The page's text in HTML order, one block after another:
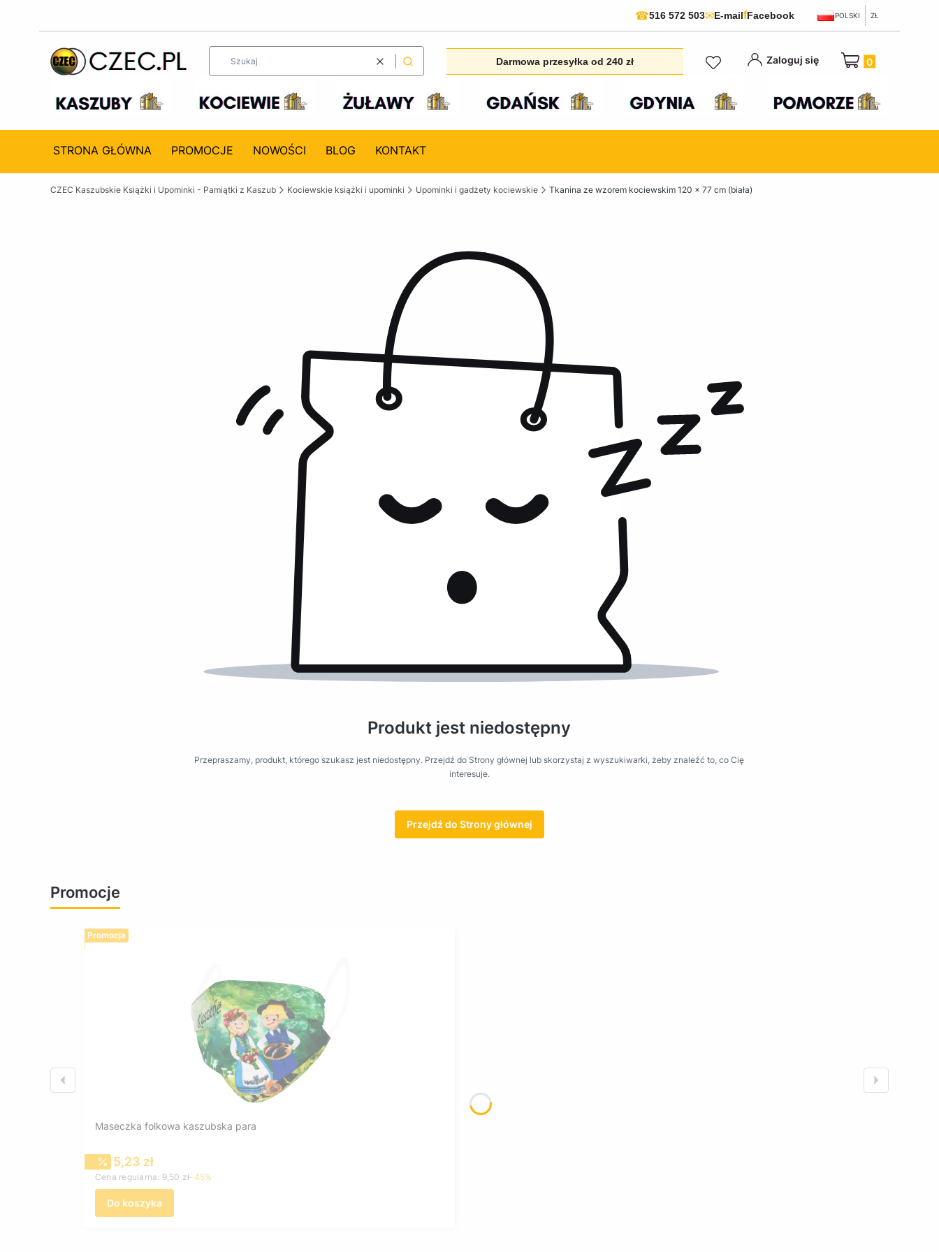
☎516 572 503✉E-mailfFacebook POLSKI ZŁ
WyczyśćSzukaj Darmowa przesyłka od 240 zł Zaloguj się Produkty w
STRONA GŁÓWNA PROMOCJE NOWOŚCI BLOG KONTAKT
CZEC Kaszubskie Książki i Upominki - Pamiątki z Kaszub Kociewskie książki i upominki Upominki i gadżety kociewskie Tkanina ze wzorem kociewskim 120 x 77 cm (biała)
Produkt jest niedostępny
Przepraszamy, produkt, którego szukasz jest niedostępny. Przejdź do Strony głównej lub skorzystaj z wyszukiwarki, żeby znaleźć to, co Cię
interesuje.
Przejdź do Strony głównej
Promocje
Promocja
Maseczka folkowa kaszubska para
Cena promocyjna
5,23 zł
Cena regularna: 9,50 zł-45%
Do koszyka